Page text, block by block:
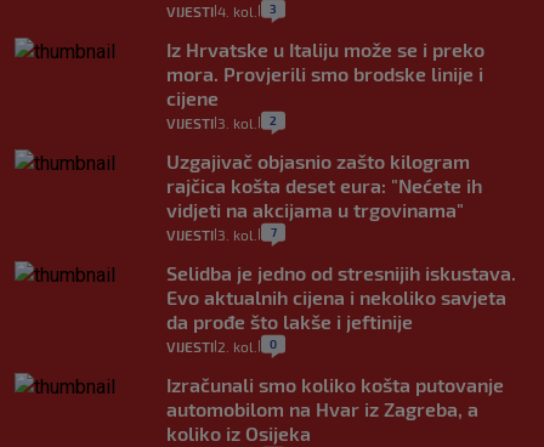
VIJESTI 4. kol. 3
Iz Hrvatske u Italiju može se i preko
mora. Provjerili smo brodske linije i
cijene
VIJESTI 3. kol. 2
Uzgajivač objasnio zašto kilogram
rajčica košta deset eura: "Nećete ih
vidjeti na akcijama u trgovinama"
VIJESTI 3. kol. 7
Selidba je jedno od stresnijih iskustava.
Evo aktualnih cijena i nekoliko savjeta
da prođe što lakše i jeftinije
VIJESTI 2. kol. 0
Izračunali smo koliko košta putovanje
automobilom na Hvar iz Zagreba, a
koliko iz Osijeka